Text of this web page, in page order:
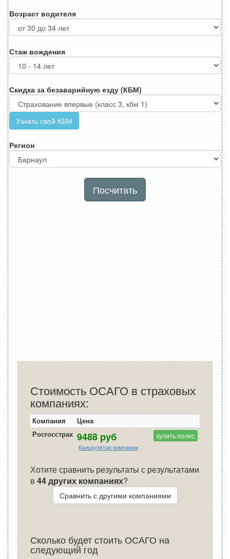
Возраст водителя
Стаж вождения
Скидка за безаварийную езду (КБМ)
Узнать свой КБМ
Регион
Посчитать
Стоимость ОСАГО в страховых
компаниях:
Компания
Цена
Росгосстрах 9488 руб
Калькулятор компании
купить полис
Хотите сравнить результаты с результатами
в44 других компаниях?
Сравнить с другими компаниями
Сколько будет стоить ОСАГО на
следующий год